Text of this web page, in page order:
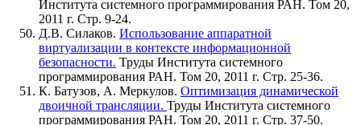
Института системного программирования РАН. Том 20,
2011 г. Стр. 9-24.
Д.В. Силаков. Использование аппаратной
виртуализации в контексте информационной
безопасности. Труды Института системного
программирования РАН. Том 20, 2011 г. Стр. 25-36.
К. Батузов, А. Меркулов. Оптимизация динамической
двоичной трансляции. Труды Института системного
программирования РАН. Том 20, 2011 г. Стр. 37-50.